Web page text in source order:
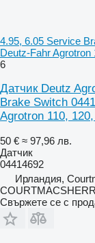
4.95, 6.05 Service
Deutz-Fahr Agrotron
6
Датчик Deutz
Brake Switch
Agrotron 110,
50 € ≈ 97,96 лв.
Датчик
04414692
Ирландия,
Свържете се с